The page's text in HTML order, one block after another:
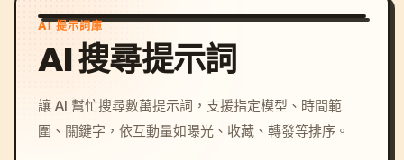
AI 提示詞庫
AI 搜尋提示詞
讓 AI 幫忙搜尋數萬提示詞，支援指定模型、時間範
圍、關鍵字，依互動量如曝光、收藏、轉發等排序。